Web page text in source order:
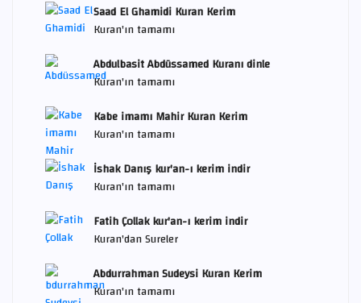
Saad El Ghamidi Kuran Kerim
Kuran'ın tamamı
Abdulbasit Abdüssamed Kuranı dinle
Kuran'ın tamamı
Kabe imamı Mahir Kuran Kerim
Kuran'ın tamamı
İshak Danış kur'an-ı kerim indir
Kuran'ın tamamı
Fatih Çollak kur'an-ı kerim indir
Kuran'dan Sureler
Abdurrahman Sudeysi Kuran Kerim
Kuran'ın tamamı